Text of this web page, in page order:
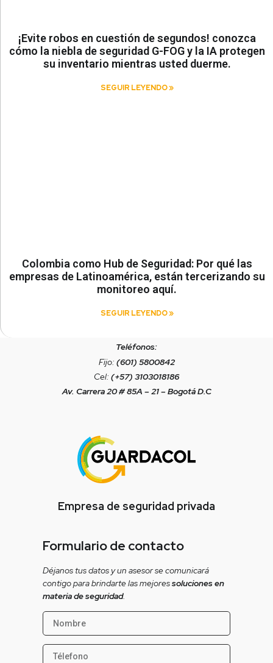
¡Evite robos en cuestión de segundos! conozca
cómo la niebla de seguridad G-FOG y la IA protegen
su inventario mientras usted duerme.
SEGUIR LEYENDO »
Colombia como Hub de Seguridad: Por qué las
empresas de Latinoamérica, están tercerizando su
monitoreo aquí.
SEGUIR LEYENDO »
Teléfonos:
Fijo: (601) 5800842
Cel: (+57) 3103018186
Av. Carrera 20 # 85A – 21 – Bogotá D.C
Empresa de seguridad privada
Formulario de contacto
Déjanos tus datos y un asesor se comunicará
contigo para brindarte las mejoressoluciones en
materia de seguridad.